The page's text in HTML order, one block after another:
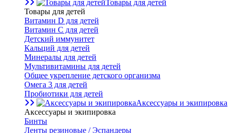
Товары для детей
Товары для детей
Витамин D для детей
Витамин С для детей
Детский иммунитет
Кальций для детей
Минералы для детей
Мультивитамины для детей
Общее укрепление детского организма
Омега 3 для детей
Пробиотики для детей
Аксессуары и экипировка
Аксессуары и экипировка
Бинты
Ленты резиновые / Эспандеры